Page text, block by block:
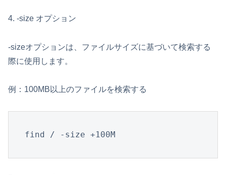
4. -size オプション
-sizeオプションは、ファイルサイズに基づいて検索する
際に使用します。
例：100MB以上のファイルを検索する
find / -size +100M